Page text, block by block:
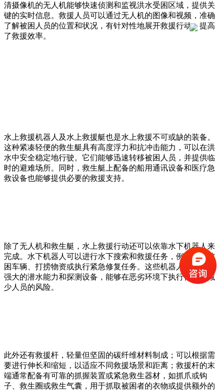
清摄像机的无人机能够快速侦测和监视洪水受困区域，提供关
键的实时信息。救援人员可以通过无人机的图像和视频，准确
了解被困人员的位置和状况，有针对性地展开救援行动，提高
了救援效率。
水上救援机器人及水上救援艇也是水上救援不可或缺的装备。
这种紧凑轻便的救生艇具有高度浮力和抗冲击能力，可以在洪
水中安全稳定地行驶。它们能够迅速转移被困人员，并提供临
时的避难场所。同时，救生艇上配备的船用通讯设备和医疗急
救设备也能够提供必要的救援支持。
除了无人机和救生艇，水上救援行动还可以依靠水下机器人来
完成。水下机器人可以进行水下搜索和救援任务，例如搜寻被
困车辆、打捞物资或执行紧急修复任务。这些机器人通常具备
强大的潜水能力和探测设备，能够在恶劣环境下执行任务，减
少人员的风险。
此外还有救援杆，轻量但坚固的碳纤维材料制成；可以根据需
要进行伸长和缩短，以适应不同救援场景和距离；救援杆的末
端通常配备有可靠的抓握装置或紧急救生器材，如抓爪或钩
子、救生圈或救生气囊，用于抓取被困者的衣物或提供额外的